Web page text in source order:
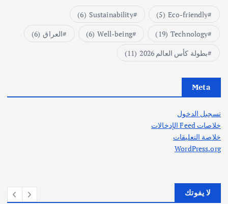
Eco-friendly
(5)
Sustainability
(6)
Technology
(19)
Well-being
(6) العراق (6)
بطولة كأس العالم 2026
(11)
Meta
تسجيل الدخول
خلاصات Feed الإدخالات
خلاصة التعليقات
WordPress.org
لا يفوتك